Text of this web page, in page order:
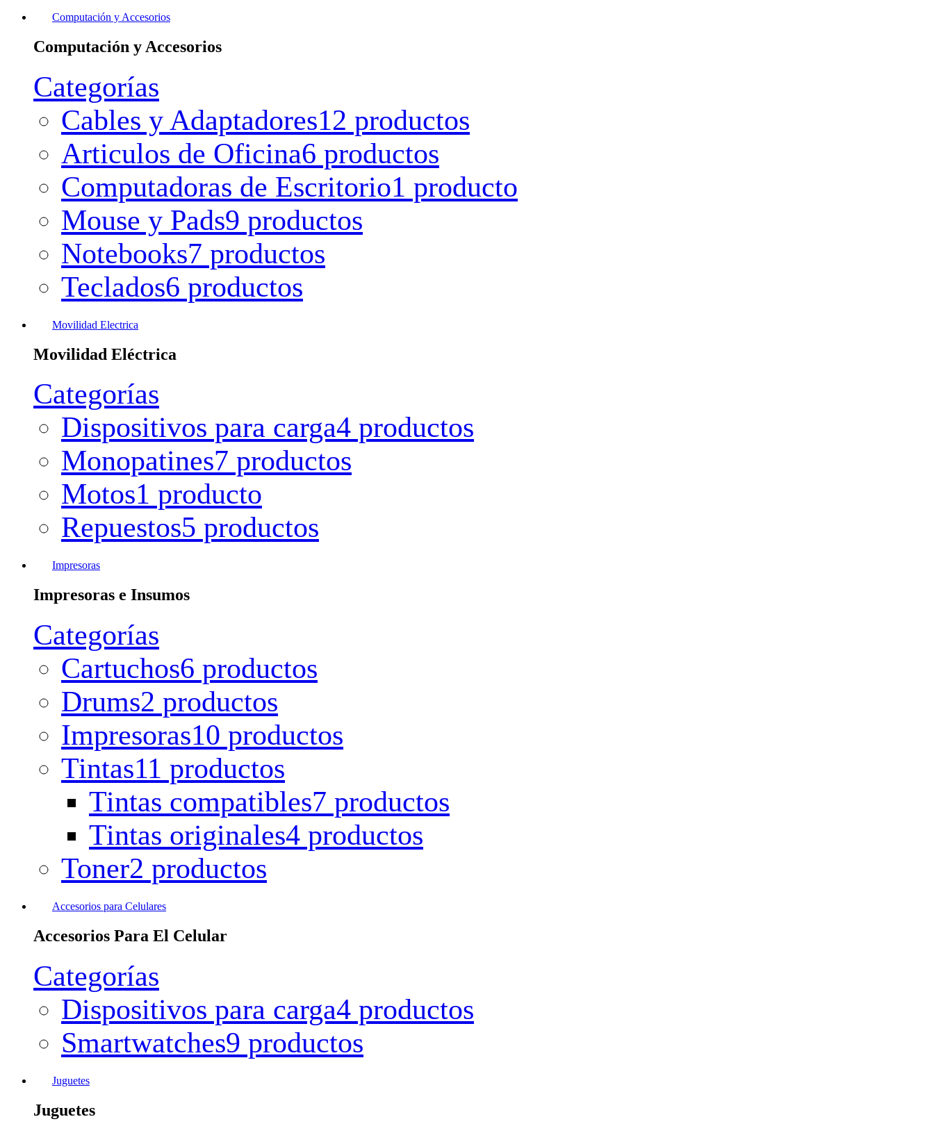
Computación y Accesorios
Computación y Accesorios
Categorías
Cables y Adaptadores12 productos
Articulos de Oficina6 productos
Computadoras de Escritorio1 producto
Mouse y Pads9 productos
Notebooks7 productos
Teclados6 productos
Movilidad Electrica
Movilidad Eléctrica
Categorías
Dispositivos para carga4 productos
Monopatines7 productos
Motos1 producto
Repuestos5 productos
Impresoras
Impresoras e Insumos
Categorías
Cartuchos6 productos
Drums2 productos
Impresoras10 productos
Tintas11 productos
Tintas compatibles7 productos
Tintas originales4 productos
Toner2 productos
Accesorios para Celulares
Accesorios Para El Celular
Categorías
Dispositivos para carga4 productos
Smartwatches9 productos
Juguetes
Juguetes